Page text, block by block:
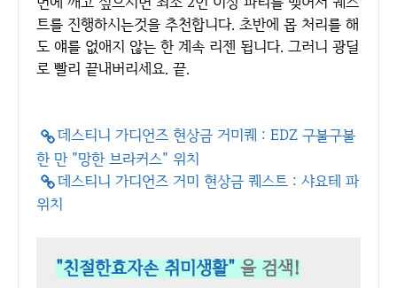
트를 진행하시는것을 추천합니다. 초반에 몹 처리를 해
도 얘를 없애지 않는 한 계속 리젠 됩니다. 그러니 광딜
로 빨리 끝내버리세요. 끝.
데스티니 가디언즈 현상금 거미퀘 : EDZ 구불구불
한 만 "망한 브라커스" 위치
데스티니 가디언즈 거미 현상금 퀘스트 : 샤요테 파
위치
"친절한효자손 취미생활" 을 검색!